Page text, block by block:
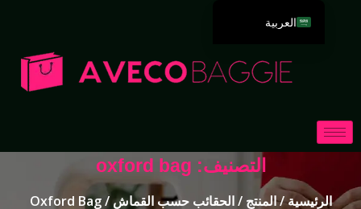
التصنيف: oxford bag
الرئيسية/المنتج /الحقائب حسب القماش / Oxford Bag
العربية
Deutsch
Русский
Français